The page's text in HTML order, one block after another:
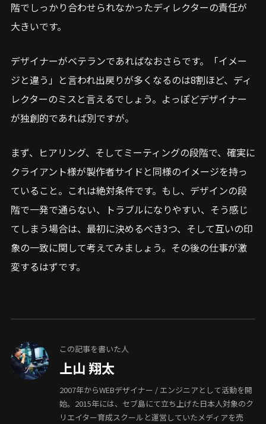
階でしっかり合わせられなかったディレクターの責任が
大きいです。
デザイナーがベテランであればなおさらです。「イメー
ジと違う」と言われ出戻りが多くなるのは8割ほど、ディ
レクターのミスと言えるでしょう。よっぽどデザイナー
が独創的であれば別ですが。
まず、ヒアリング、そしてミーティングの段階で、確実に
クライアント様が製作者サイドと同様のイメージを持っ
ていること。これは絶対条件です。もし、デザインの段
階で一発で通らない、トラブルになりやすい、そう感じ
てしまう場合は、最初に決めるべき3つ、そして互いの印
象の一致に関して考えてみましょう。その後の仕事が激
変するはずです。
この記事を書いた人
上山 翔太
2007年からWEBデザイナー / エンジニアとして活動を開
始。2015年には、セブ島にて立ち上げた日本人対象のク
リエイター育成スクールと運営していたメディアを売